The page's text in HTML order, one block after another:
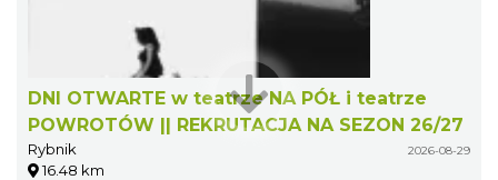
DNI OTWARTE w teatrze NA PÓŁ i teatrze
POWROTÓW || REKRUTACJA NA SEZON 26/27
Rybnik 2026-08-29
16.48 km